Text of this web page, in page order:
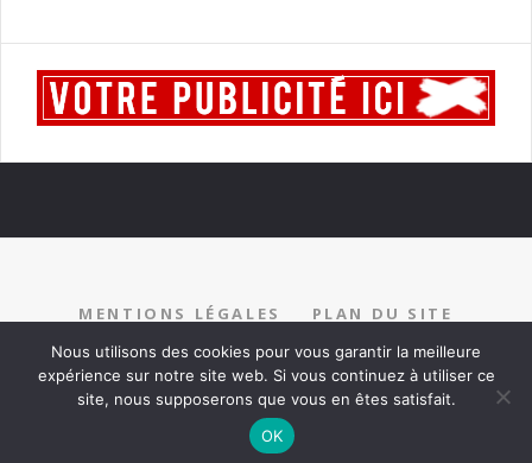
MENTIONS LÉGALES
PLAN DU SITE
RECRUTEMENT
PARTENARIAT CONTACT
Nous utilisons des cookies pour vous garantir la meilleure
expérience sur notre site web. Si vous continuez à utiliser ce
site, nous supposerons que vous en êtes satisfait.
OK